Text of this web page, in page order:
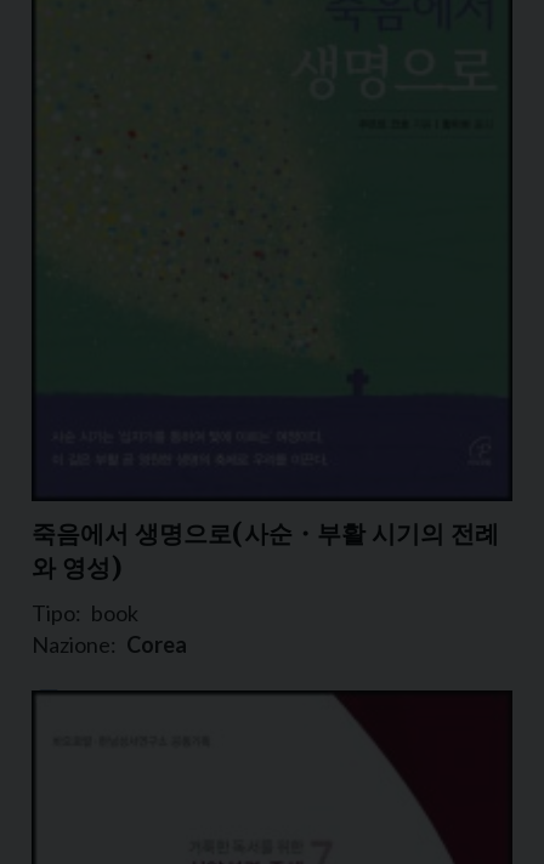
죽음에서 생명으로(사순・부활 시기의 전례
와 영성)
Tipo: book
Nazione: Corea